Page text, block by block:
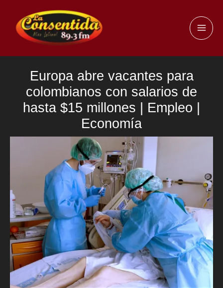
contenido
Europa abre vacantes para
colombianos con salarios de
hasta $15 millones | Empleo |
Economía